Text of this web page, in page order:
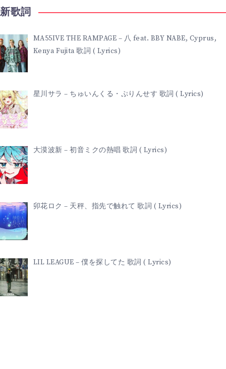
歌詞
MA55IVE THE RAMPAGE – 八 feat. BBY NABE, Cyprus,
Kenya Fujita 歌詞 ( Lyrics)
星川サラ – ちゅいんくる・ぷりんせす 歌詞 ( Lyrics)
大漠波新 – 初音ミクの熱唱 歌詞 ( Lyrics)
卯花ロク – 天秤、指先で触れて 歌詞 ( Lyrics)
LIL LEAGUE – 僕を探してた 歌詞 ( Lyrics)